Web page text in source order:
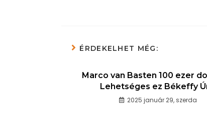
ÉRDEKELHET MÉG:
Marco van Basten 100 ezer
Lehetséges ez Békeffy
2025 január 29, szerda